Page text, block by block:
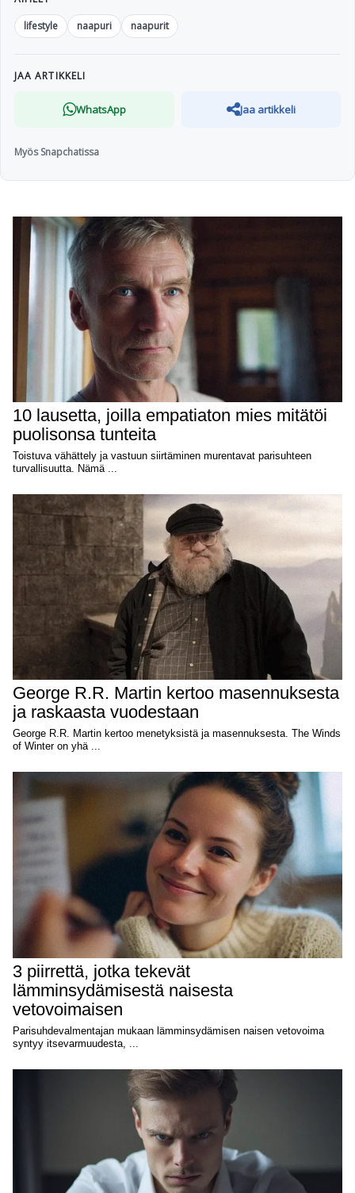
lifestyle
naapuri naapurit
JAA ARTIKKELI
WhatsApp Jaa artikkeli
Myös Snapchatissa